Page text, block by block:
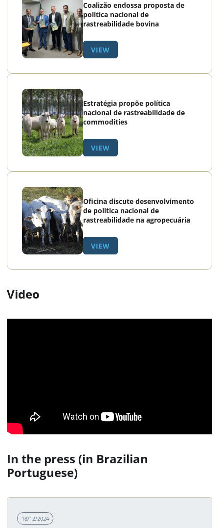
Coalizão endossa proposta de
política nacional de
rastreabilidade bovina
VIEW
Estratégia propõe política
nacional de rastreabilidade de
commodities
VIEW
Oficina discute desenvolvimento
de política nacional de
rastreabilidade na agropecuária
VIEW
Video
In the press (in Brazilian
Portuguese)
18/12/2024